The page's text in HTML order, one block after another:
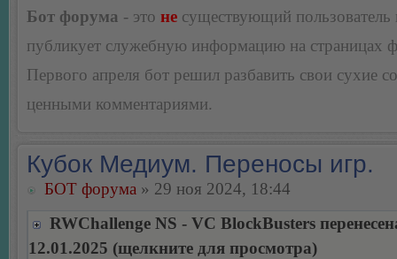
Бот форума - это не существующий пользователь
публикует служебную информацию на страницах
Первого апреля бот решил разбавить свои сухие
ценными комментариями.
Кубок Медиум. Переносы игр.
БОТ форума » 29 ноя 2024, 18:44
RWChallenge NS - VC BlockBusters
12.01.2025 (щелкните для просмотра)